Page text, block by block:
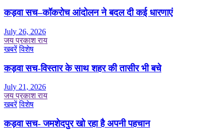
कड़वा सच–कॉकरोच आंदोलन ने बदल दी कई धारणाएं
July 26, 2026
जय प्रकाश राय
खबरें विशेष
कड़वा सच-विस्तार के साथ शहर की तासीर भी बचे
July 21, 2026
जय प्रकाश राय
खबरें विशेष
कड़वा सच- जमशेदपुर खो रहा है अपनी पहचान